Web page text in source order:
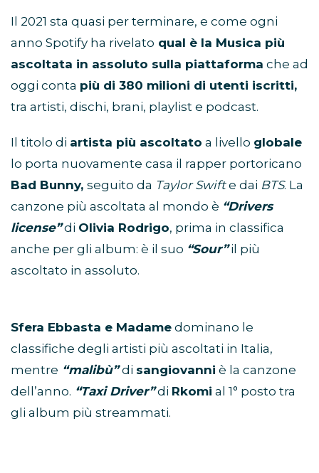
Il 2021 sta quasi per terminare, e come ogni
anno Spotify ha rivelato qual è la Musica più
ascoltata in assoluto sulla piattaforma che ad
oggi conta più di 380 milioni di utenti iscritti,
tra artisti, dischi, brani, playlist e podcast.
Il titolo di artista più ascoltato a livello globale
lo porta nuovamente casa il rapper portoricano
Bad Bunny, seguito da Taylor Swifte dai BTS. La
canzone più ascoltata al mondo è “Drivers
license”di Olivia Rodrigo, prima in classifica
anche per gli album: è il suo “Sour”il più
ascoltato in assoluto.
Sfera Ebbasta e Madame dominano le
classifiche degli artisti più ascoltati in Italia,
mentre “malibù” di sangiovanni è la canzone
dell’anno. “Taxi Driver” di Rkomi al 1° posto tra
gli album più streammati.